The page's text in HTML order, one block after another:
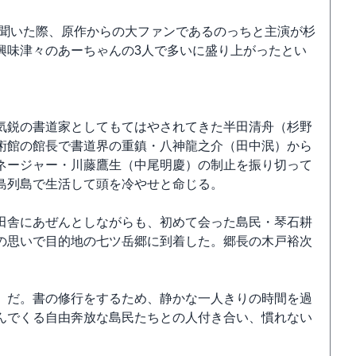
いた際、原作からの大ファンであるのっちと主演が杉
津々のあーちゃんの3人で多いに盛り上がったとい
の書道家としてもてはやされてきた半田清舟（杉野
の館長で書道界の重鎮・八神龍之介（田中泯）から
ジャー・川藤鷹生（中尾明慶）の制止を振り切って
島で生活して頭を冷やせと命じる。
にあぜんとしながらも、初めて会った島民・琴石耕
いで目的地の七ツ岳郷に到着した。郷長の木戸裕次
。書の修行をするため、静かな一人きりの時間を過
くる自由奔放な島民たちとの人付き合い、慣れない